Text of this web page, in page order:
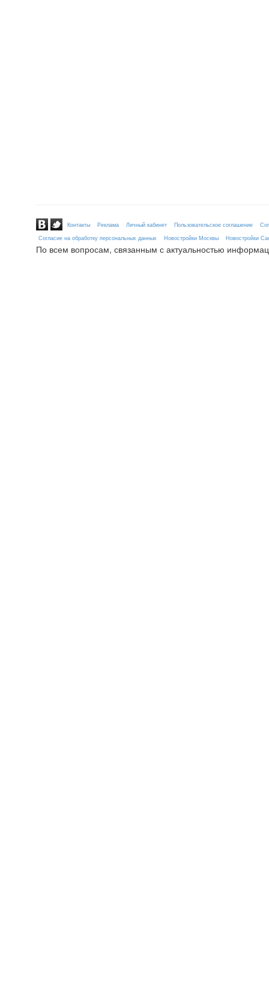
Контакты Реклама Личный кабинет Пользовательское соглашение
Согласие на обработку персональных данных
Новостройки Москвы Новостройки
По всем вопросам, связанным с актуальностью